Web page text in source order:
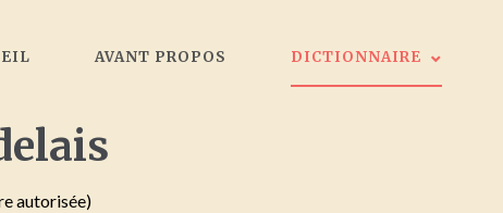
Galeristes
AVANT PROPOS DICTIONNAIRE
autorisée)